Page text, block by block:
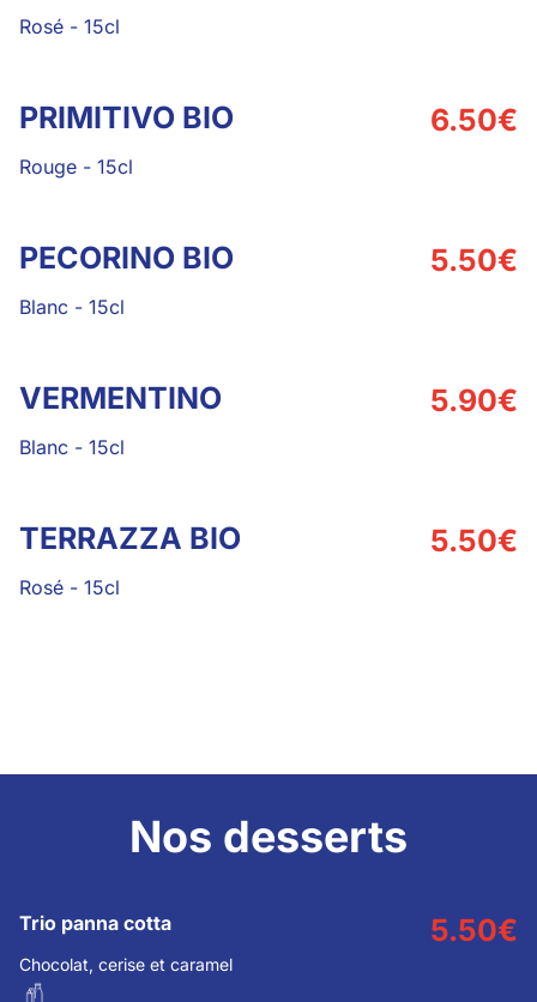
Rosé - 15cl
PRIMITIVO BIO 6.50€
Rouge - 15cl
PECORINO BIO 5.50€
Blanc - 15cl
VERMENTINO 5.90€
Blanc - 15cl
TERRAZZA BIO 5.50€
Rosé - 15cl
Nos desserts
Trio panna cotta 5.50€
Chocolat, cerise et caramel